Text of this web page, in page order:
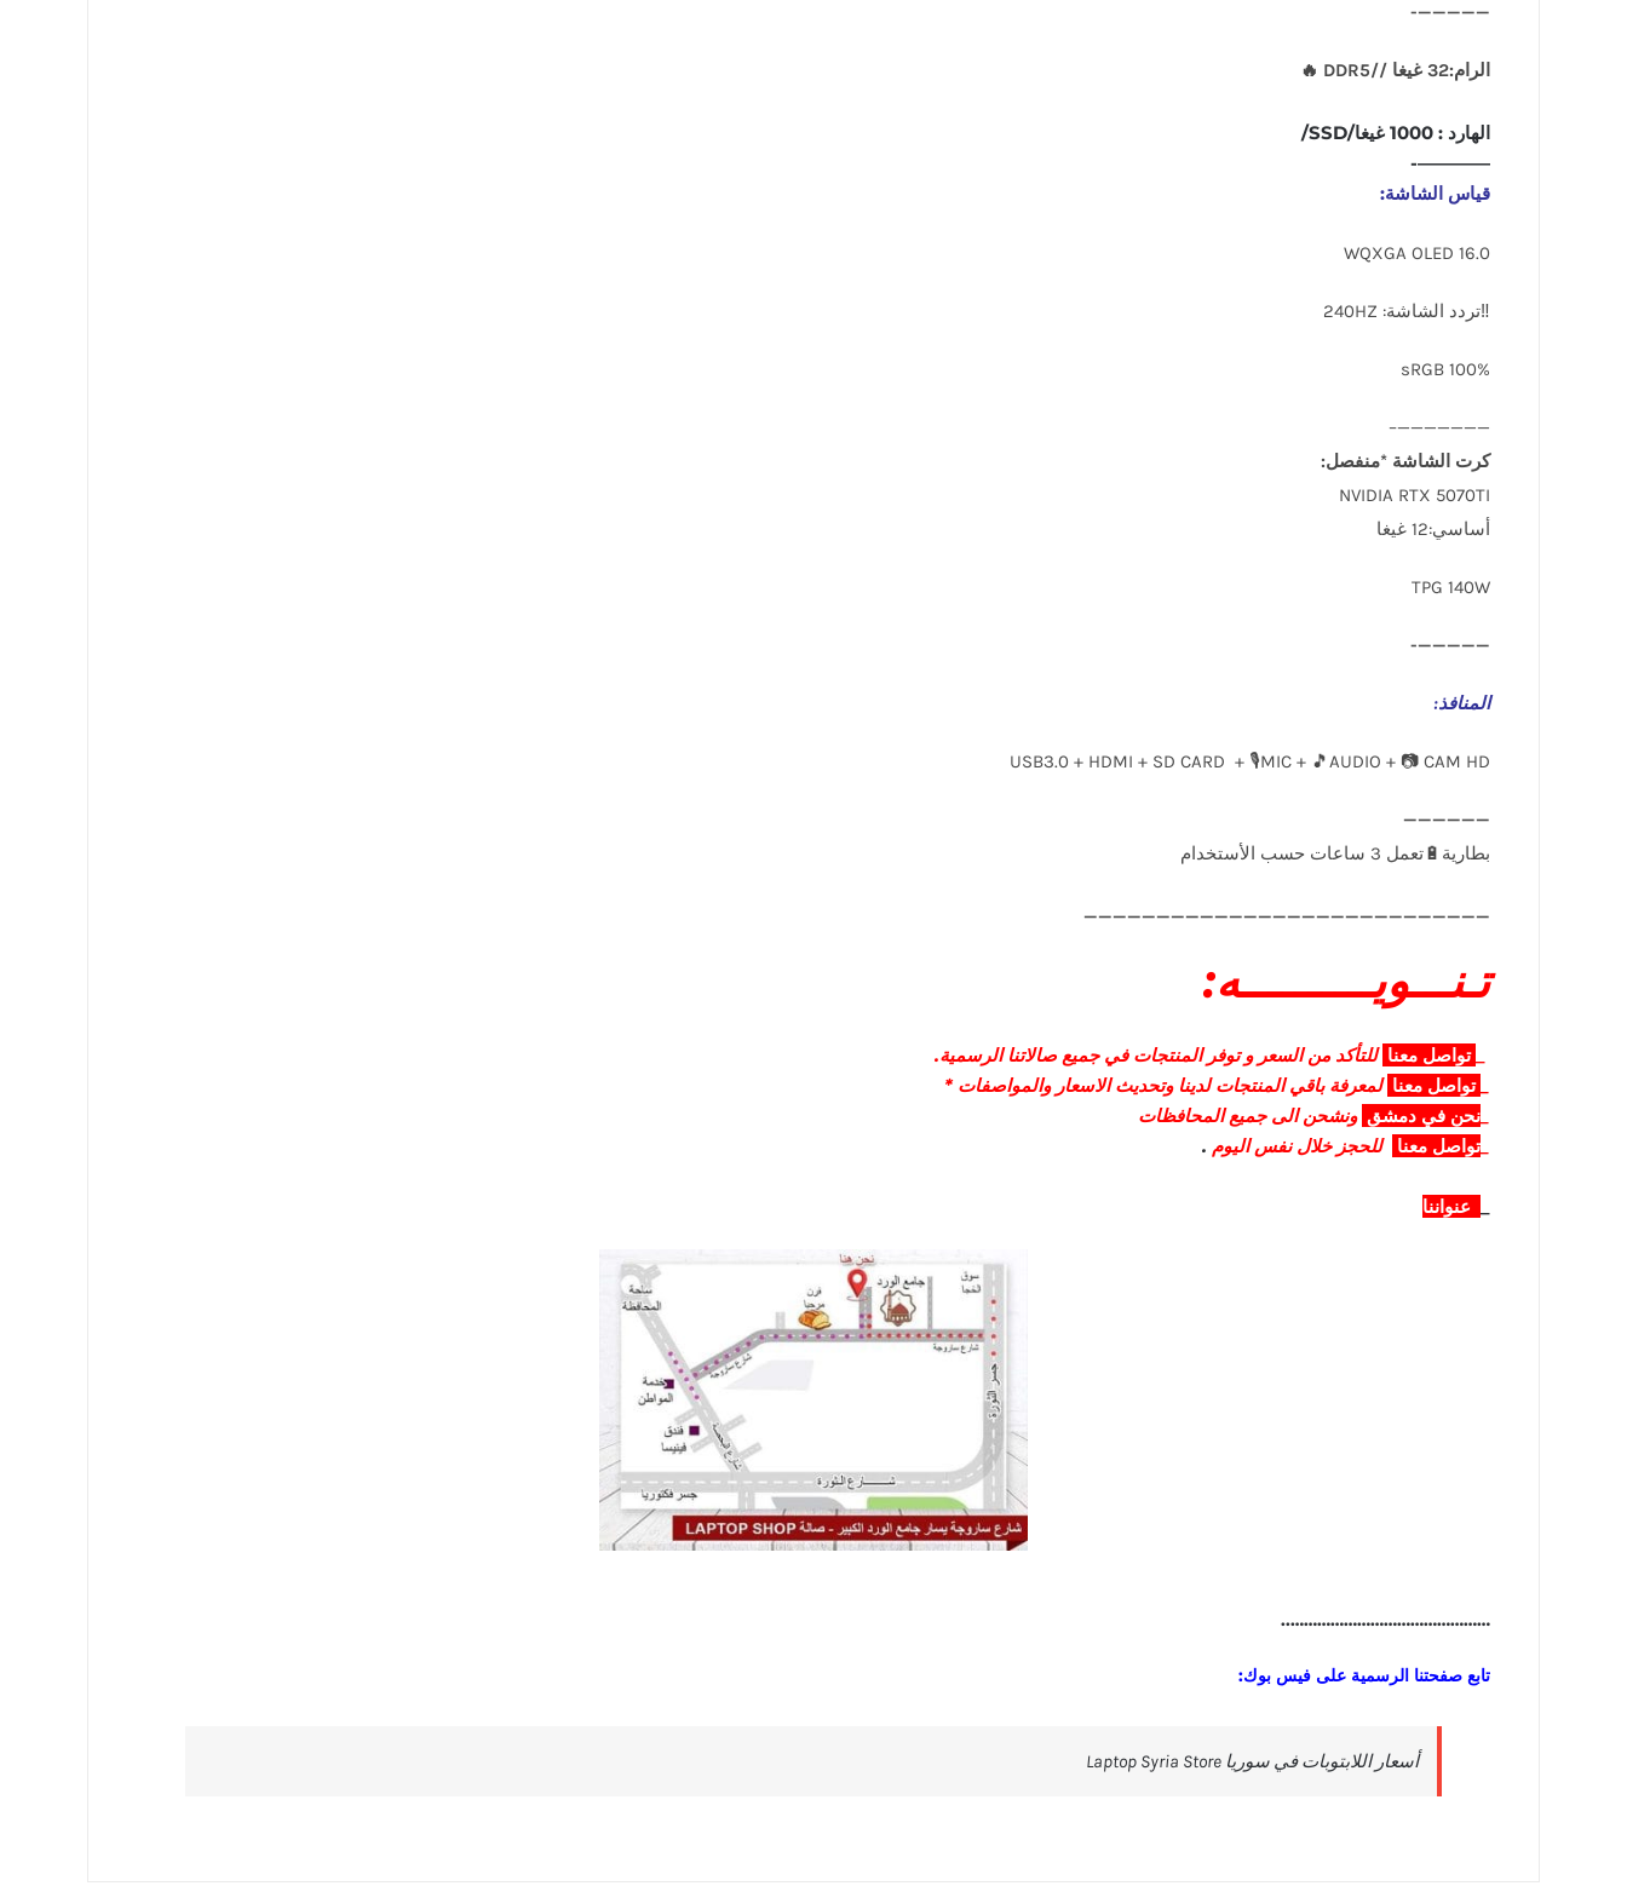
—————-
الرام:32 غيغا //DDR5 🔥
الهارد : 1000 غيغا/SSD/
————-
قياس الشاشة:
16.0 WQXGA OLED
‼تردد الشاشة: 240HZ
sRGB 100%
———————–
كرت الشاشة *منفصل:
NVIDIA RTX 5070TI
أساسي:12 غيغا
TPG 140W
—————-
المنافذ:
USB3.0 + HDMI + SD CARD + 🎙️MIC + 🎵AUDIO + 📷 CAM HD
____________________________
تـنـــويــــــــــه:
تواصل معنا للتأكد من السعر و توفر المنتجات في جميع صالاتنا الرسمية.
تواصل معنا لمعرفة باقي المنتجات لدينا وتحديث الاسعار والمواصفات *
نحن في دمشق ونشحن الى جميع المحافظات
تواصل معنا للحجز خلال نفس اليوم .
عنواننا
………………………………………..
تابع صفحتنا الرسمية على فيس بوك: